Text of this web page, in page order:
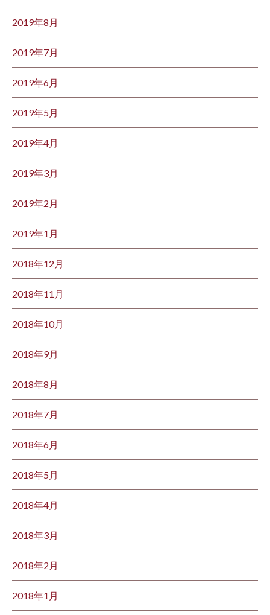
2019年8月
2019年7月
2019年6月
2019年5月
2019年4月
2019年3月
2019年2月
2019年1月
2018年12月
2018年11月
2018年10月
2018年9月
2018年8月
2018年7月
2018年6月
2018年5月
2018年4月
2018年3月
2018年2月
2018年1月